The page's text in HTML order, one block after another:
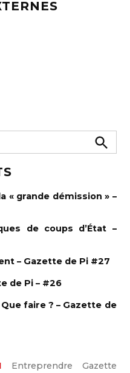
R
r
c
r
« grande démission » –
de coups d’État –
– Gazette de Pi #27
de Pi – #26
faire ? – Gazette de
Entreprendre
Gazette